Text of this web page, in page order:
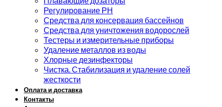
Регулирование РН
Средства для консервация бассейнов
Средства для уничтожения водорослей
Тестеры и измерительные приборы
Удаление металлов из воды
Хлорные дезинфекторы
Чистка. Стабилизация и удаление солей
жесткости
Оплата и доставка
Контакты